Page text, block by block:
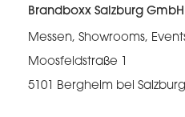
Brandboxx Salzburg GmbH
Messen, Showrooms,
Moosfeldstraße 1
5101 Bergheim bei Salzburg